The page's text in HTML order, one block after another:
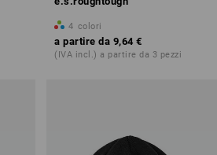
4 colori
a partire da 9,64 €
(IVA incl.) a partire da 3 pezzi